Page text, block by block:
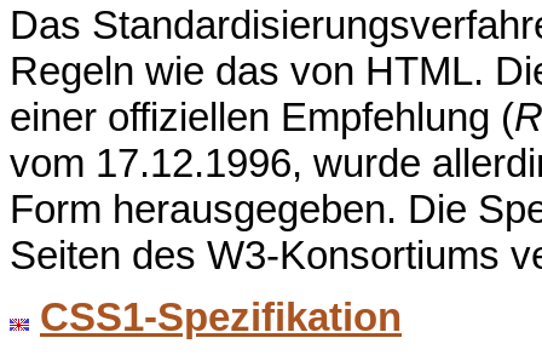
Das
Regeln wie das von HTML.
einer offiziellen Empfehlung (
vom 17.12.1996, wurde
Form herausgegeben. Die
Seiten des W3-Konsortiums
CSS1-Spezifikation